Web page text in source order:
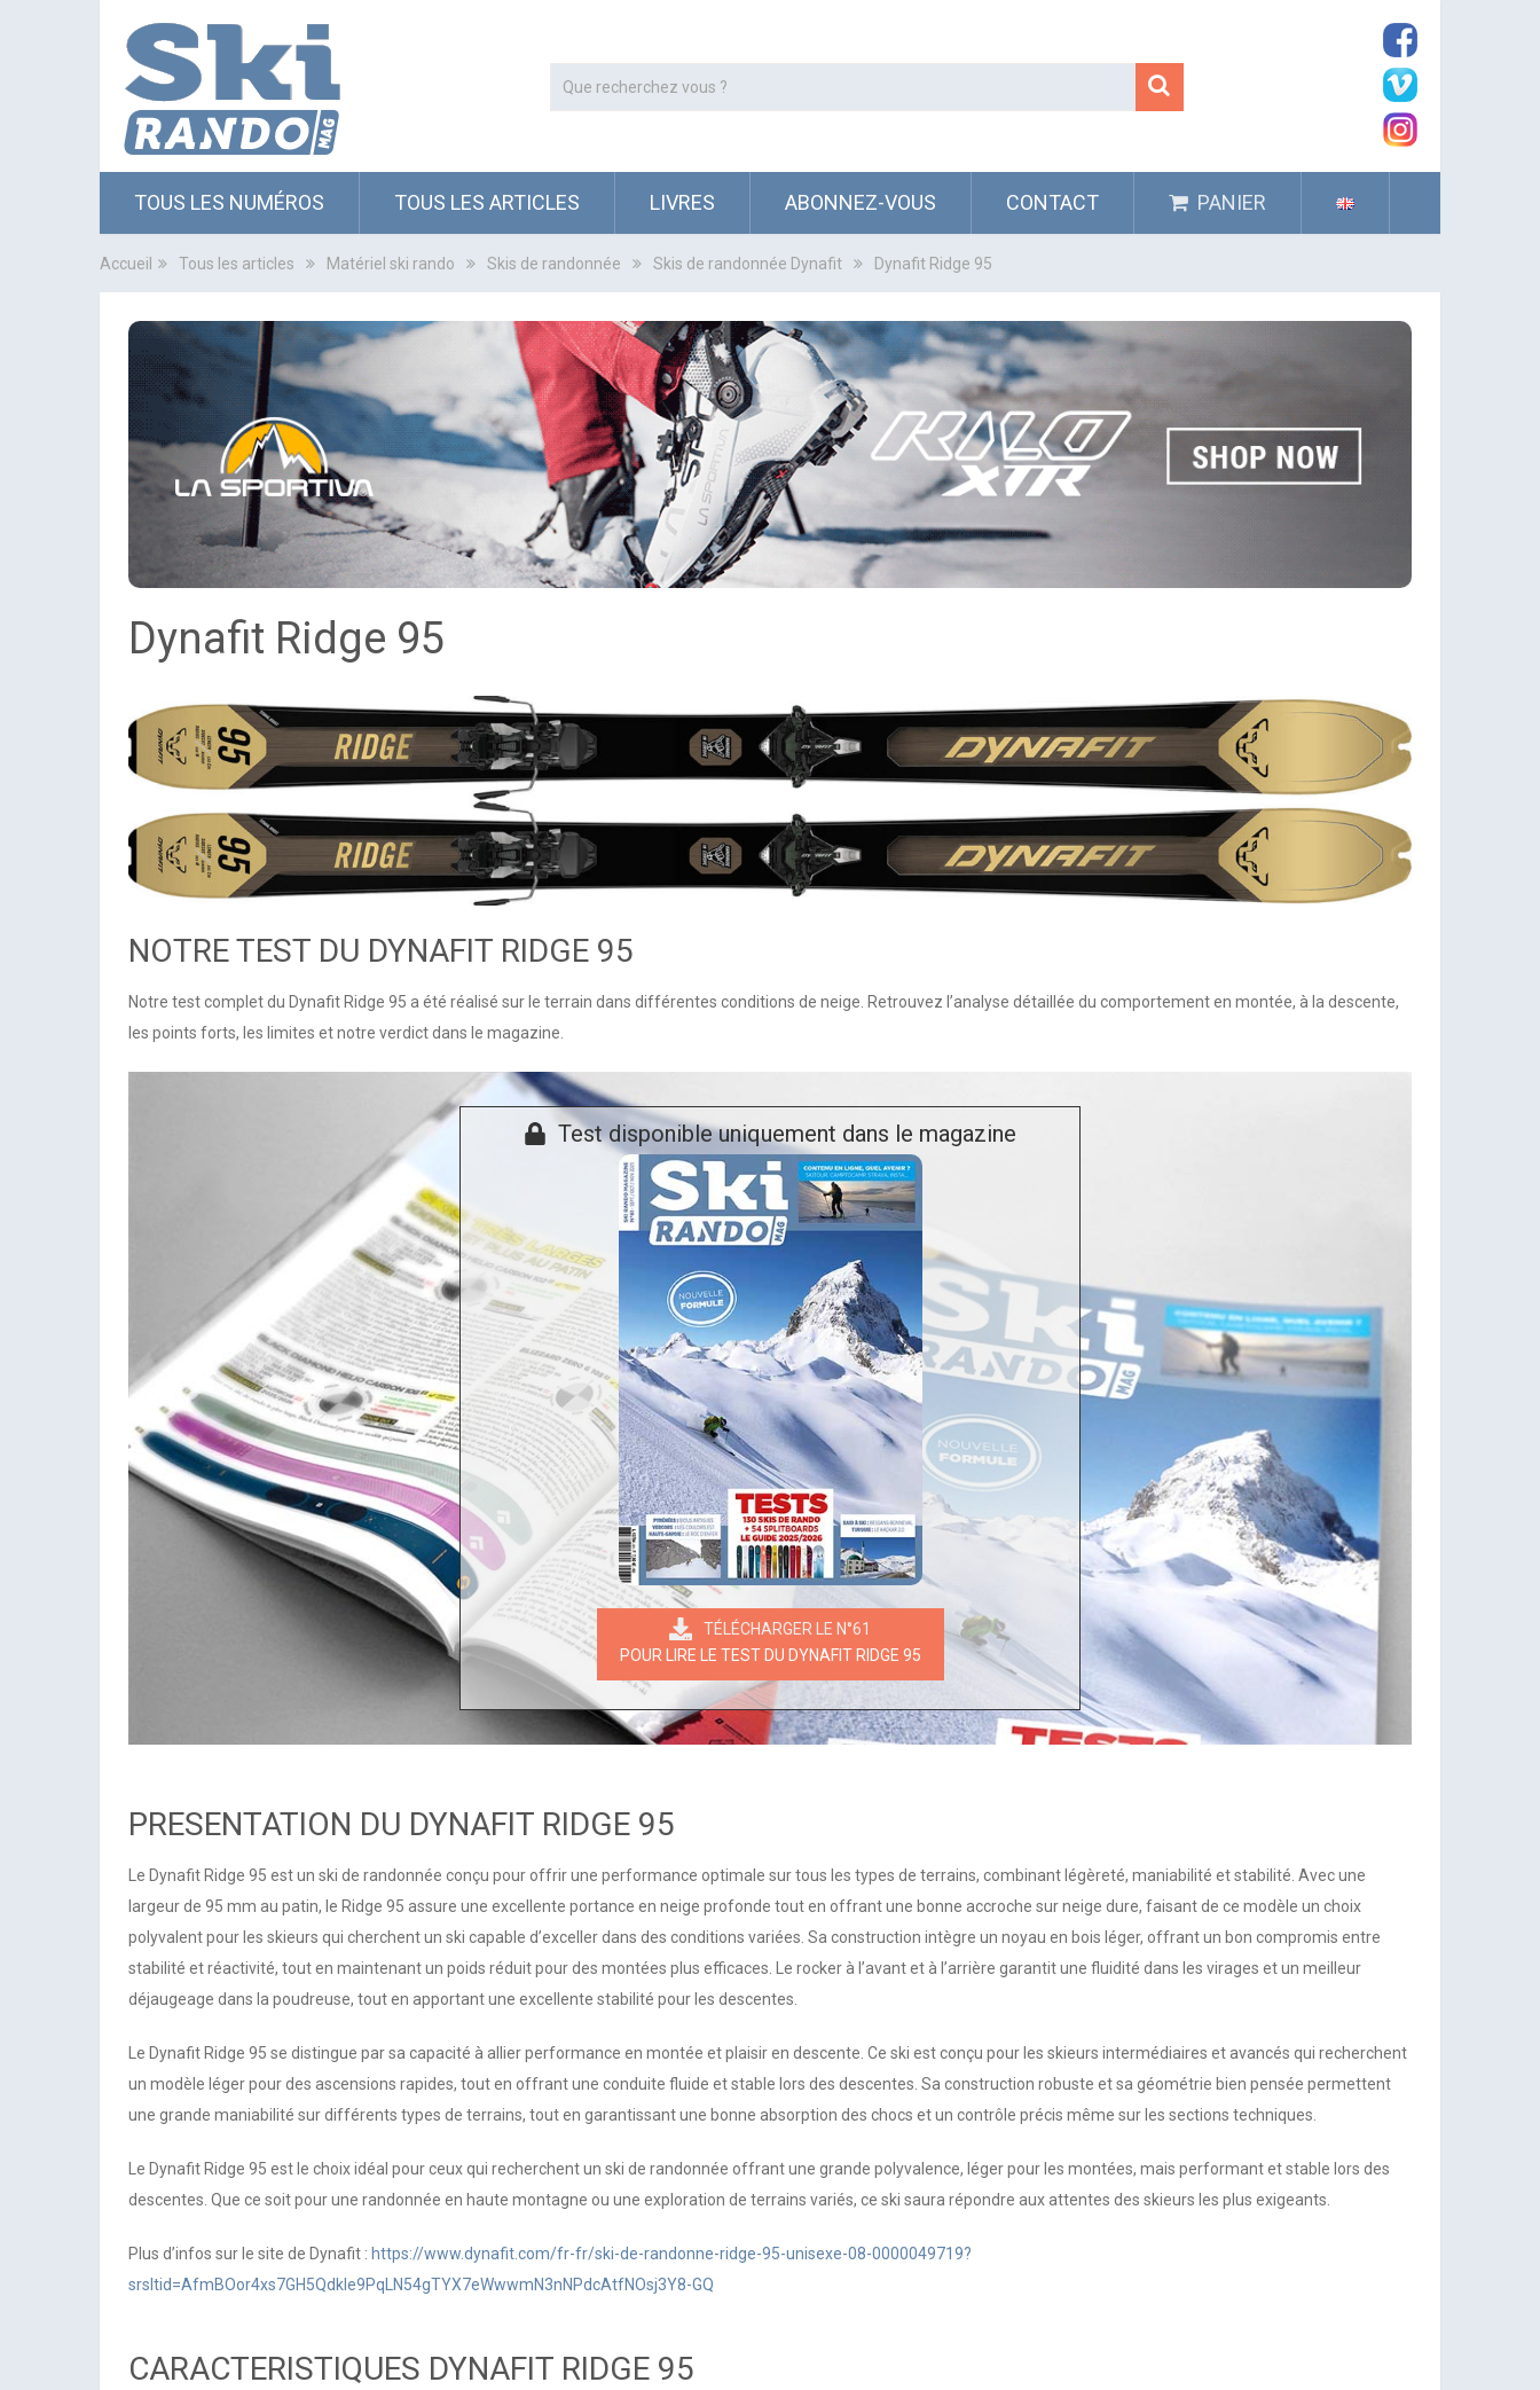
TOUS LES NUMÉROS TOUS LES ARTICLES LIVRES ABONNEZ-VOUS CONTACT PANIER
Accueil Tous les articles Matériel ski rando Skis de randonnée Skis de randonnée Dynafit Dynafit Ridge 95
Dynafit Ridge 95
NOTRE TEST DU DYNAFIT RIDGE 95
Notre test complet du Dynafit Ridge 95 a été réalisé sur le terrain dans différentes conditions de neige. Retrouvez l’analyse détaillée du comportement en montée, à la descente,
les points forts, les limites et notre verdict dans le magazine.
Test disponible uniquement dans le magazine
TÉLÉCHARGER LE N°61
POUR LIRE LE TEST DU DYNAFIT RIDGE 95
PRESENTATION DU DYNAFIT RIDGE 95
Le Dynafit Ridge 95 est un ski de randonnée conçu pour offrir une performance optimale sur tous les types de terrains, combinant légèreté, maniabilité et stabilité. Avec une
largeur de 95 mm au patin, le Ridge 95 assure une excellente portance en neige profonde tout en offrant une bonne accroche sur neige dure, faisant de ce modèle un choix
polyvalent pour les skieurs qui cherchent un ski capable d’exceller dans des conditions variées. Sa construction intègre un noyau en bois léger, offrant un bon compromis entre
stabilité et réactivité, tout en maintenant un poids réduit pour des montées plus efficaces. Le rocker à l’avant et à l’arrière garantit une fluidité dans les virages et un meilleur
déjaugeage dans la poudreuse, tout en apportant une excellente stabilité pour les descentes.
Le Dynafit Ridge 95 se distingue par sa capacité à allier performance en montée et plaisir en descente. Ce ski est conçu pour les skieurs intermédiaires et avancés qui recherchent
un modèle léger pour des ascensions rapides, tout en offrant une conduite fluide et stable lors des descentes. Sa construction robuste et sa géométrie bien pensée permettent
une grande maniabilité sur différents types de terrains, tout en garantissant une bonne absorption des chocs et un contrôle précis même sur les sections techniques.
Le Dynafit Ridge 95 est le choix idéal pour ceux qui recherchent un ski de randonnée offrant une grande polyvalence, léger pour les montées, mais performant et stable lors des
descentes. Que ce soit pour une randonnée en haute montagne ou une exploration de terrains variés, ce ski saura répondre aux attentes des skieurs les plus exigeants.
Plus d’infos sur le site de Dynafit : https://www.dynafit.com/fr-fr/ski-de-randonne-ridge-95-unisexe-08-0000049719?
srsltid=AfmBOor4xs7GH5QdkIe9PqLN54gTYX7eWwwmN3nNPdcAtfNOsj3Y8-GQ
CARACTERISTIQUES DYNAFIT RIDGE 95